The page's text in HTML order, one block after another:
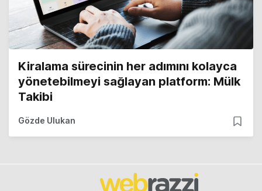
Kiralama sürecinin her adımını kolayca
yönetebilmeyi sağlayan platform: Mülk
Takibi
Gözde Ulukan